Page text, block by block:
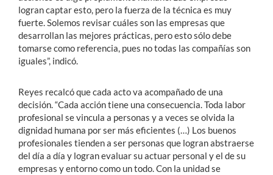
logran captar esto, pero la fuerza de la técnica es muy
fuerte. Solemos revisar cuáles son las empresas que
desarrollan las mejores prácticas, pero esto sólo debe
tomarse como referencia, pues no todas las compañías son
iguales”, indicó.
Reyes recalcó que cada acto va acompañado de una
decisión. “Cada acción tiene una consecuencia. Toda labor
profesional se vincula a personas y a veces se olvida la
dignidad humana por ser más eficientes (…) Los buenos
profesionales tienden a ser personas que logran abstraerse
del día a día y logran evaluar su actuar personal y el de su
empresas y entorno como un todo. Con la unidad se